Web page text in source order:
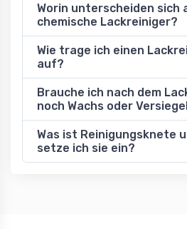
Worin unterscheiden sich
chemische Lackreiniger?
Wie trage ich einen
auf?
Brauche ich nach dem
noch Wachs oder
Was ist Reinigungsknete
setze ich sie ein?